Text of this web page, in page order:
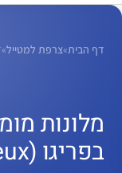
דף הבית»צרפת למטייל»
מלונות
בפריגו (Périgueux)